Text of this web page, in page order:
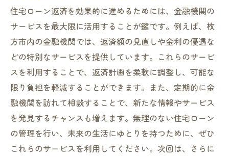
住宅ローン返済を効果的に進めるためには、金融機関の
サービスを最大限に活用することが鍵です。例えば、枚
方市内の金融機関では、返済額の見直しや金利の優遇な
どの特別なサービスを提供しています。これらのサービ
スを利用することで、返済計画を柔軟に調整し、可能な
限り負担を軽減することができます。また、定期的に金
融機関を訪れて相談することで、新たな情報やサービス
を発見するチャンスも増えます。無理のない住宅ローン
の管理を行い、未来の生活にゆとりを持つために、ぜひ
これらのサービスを利用してください。次回は、さらに